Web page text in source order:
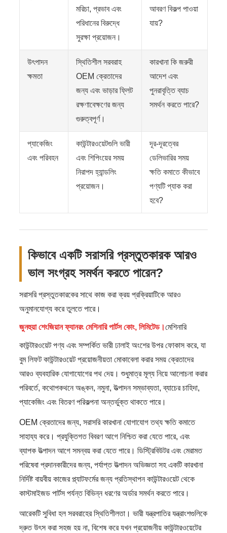
মরিচা, প্রভাব এবং
পরিধানের বিরুদ্ধে
সুরক্ষা প্রয়োজন।
আবরণ বিকল্প পাওয়া
যায়?
উৎপাদন
ক্ষমতা
স্থিতিশীল সরবরাহ
OEM ক্রেতাদের
জন্য এবং ভাড়ার ফ্লিট
রক্ষণাবেক্ষণের জন্য
গুরুত্বপূর্ণ।
কারখানা কি জরুরী
আদেশ এবং
পুনরাবৃত্তি ব্যাচ
সমর্থন করতে পারে?
প্যাকেজিং
এবং পরিবহন
কাউন্টারওয়েটগুলি ভারী
এবং শিপিংয়ের সময়
নিরাপদ হ্যান্ডলিং
প্রয়োজন।
দূর-দূরত্বের
ডেলিভারির সময়
ক্ষতি কমাতে কীভাবে
পণ্যটি প্যাক করা
হবে?
কিভাবে একটি সরাসরি প্রস্তুতকারক আরও
ভাল সংগ্রহ সমর্থন করতে পারেন?
সরাসরি প্রস্তুতকারকের সাথে কাজ করা ক্রয় প্রক্রিয়াটিকে আরও
অনুমানযোগ্য করে তুলতে পারে।
জুনহুয়া শেংজিয়ান ফ্যানরং মেশিনারি পার্টস কোং, লিমিটেড।মেশিনারি
কাউন্টারওয়েট পণ্য এবং সম্পর্কিত ভারী ঢালাই অংশের উপর ফোকাস করে, যা
বুম লিফট কাউন্টারওয়েট প্রয়োজনীয়তা মোকাবেলা করার সময় ক্রেতাদের
আরও ব্যবহারিক যোগাযোগের পথ দেয়। শুধুমাত্র মূল্য নিয়ে আলোচনা করার
পরিবর্তে, কথোপকথনে অঙ্কন, নমুনা, উত্পাদন সম্ভাব্যতা, ব্যাচের চাহিদা,
প্যাকেজিং এবং বিতরণ পরিকল্পনা অন্তর্ভুক্ত থাকতে পারে।
OEM ক্রেতাদের জন্য, সরাসরি কারখানা যোগাযোগ তথ্য ক্ষতি কমাতে
সাহায্য করে। প্রযুক্তিগত বিবরণ আগে নিশ্চিত করা যেতে পারে, এবং
ব্যাপক উত্পাদন আগে সমন্বয় করা যেতে পারে। ডিস্ট্রিবিউটর এবং মেরামত
পরিষেবা প্রদানকারীদের জন্য, পর্যাপ্ত উত্পাদন অভিজ্ঞতা সহ একটি কারখানা
নির্দিষ্ট বায়বীয় কাজের প্ল্যাটফর্মের জন্য প্রতিস্থাপন কাউন্টারওয়েট থেকে
কাস্টমাইজড পার্টস পর্যন্ত বিভিন্ন ধরণের অর্ডার সমর্থন করতে পারে।
আরেকটি সুবিধা হল সরবরাহের স্থিতিশীলতা। ভারী যন্ত্রপাতির যন্ত্রাংশগুলিকে
দ্রুত উৎস করা সহজ হয় না, বিশেষ করে যখন প্রয়োজনীয় কাউন্টারওয়েটের